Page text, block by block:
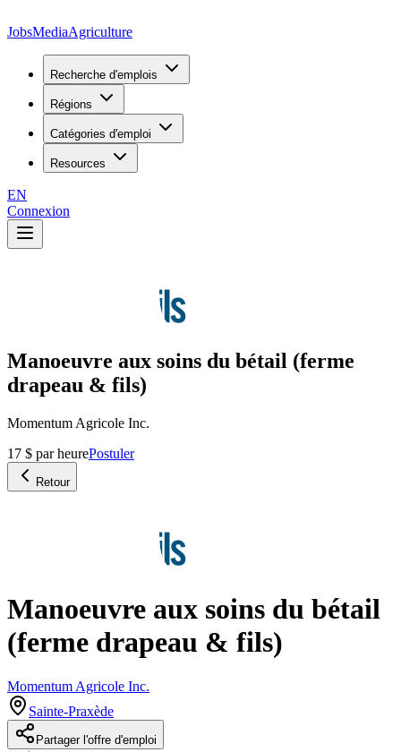
JobsMediaAgriculture
Recherche d'emplois
Régions
Catégories d'emploi
Resources
EN
Connexion
Manoeuvre aux soins du bétail (ferme
drapeau & fils)
Momentum Agricole Inc.
17 $ par heurePostuler
Retour
Manoeuvre aux soins du bétail
(ferme drapeau & fils)
Momentum Agricole Inc.
Sainte-Praxède
Partager l'offre d'emploi